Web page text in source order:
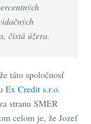
čistá úžera.
táto spoločnosť
Ex Credit s.r.o.
stranu SMER
celom je, že Jozef